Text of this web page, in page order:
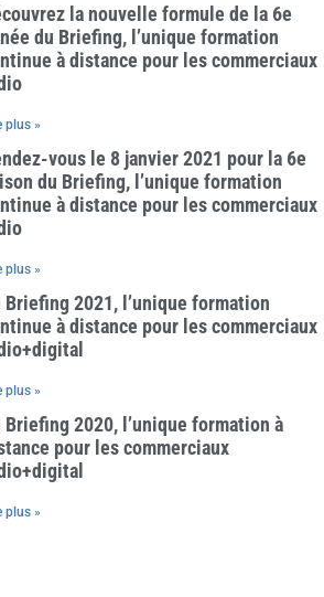
la nouvelle formule de la 6e
du Briefing, l’unique formation
à distance pour les commerciaux
plus »
vous le 8 janvier 2021 pour la 6e
du Briefing, l’unique formation
à distance pour les commerciaux
plus »
Briefing 2021, l’unique formation
à distance pour les commerciaux
plus »
Briefing 2020, l’unique formation à
pour les commerciaux
plus »